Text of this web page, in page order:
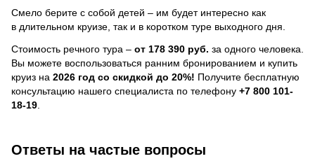
Смело берите с собой детей – им будет интересно как
в длительном круизе, так и в коротком туре выходного дня.
Стоимость речного тура – от 178 390 руб. за одного человека.
Вы можете воспользоваться ранним бронированием и купить
круиз на 2026 год со скидкой до 20%! Получите бесплатную
консультацию нашего специалиста по телефону +7 800 101-
18-19
Ответы на частые вопросы